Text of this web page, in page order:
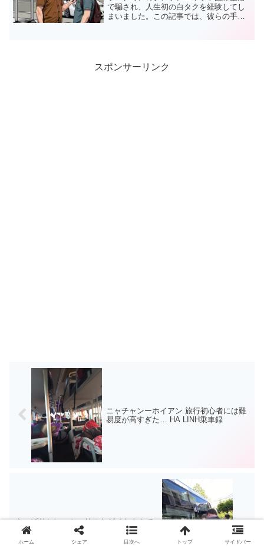
で騙され、人生初の白タクを経験してし
まいました。この記事では、彼らの手口
スポンサーリンク
ニャチャンーホイアン 旅行初心者には難
易度が高すぎた… HA LINH乗車録
やっぱりシン・ツーリストがベトナムで
一番よかった！！ホイアンーフエ乗車録
ホーム シェア 目次へ トップ サイドバー